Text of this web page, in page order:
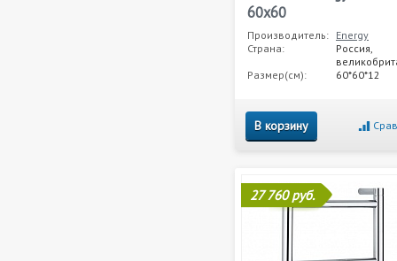
60x60
Производитель: Energy
Страна:
Россия,
Размер(см):
60*60*12
В корзину
27 760 руб.